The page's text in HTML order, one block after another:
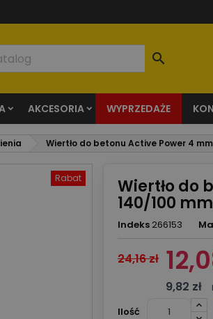

AKCESORIA WYPRZEDAŻE
Wiertło do betonu Active Power 4
Rabat Wiertło do
140/100 mm
Indeks 266153
24,16 zł
9,82 zł
Ilość